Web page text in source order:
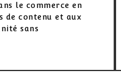
le commerce en
de contenu et aux
sans